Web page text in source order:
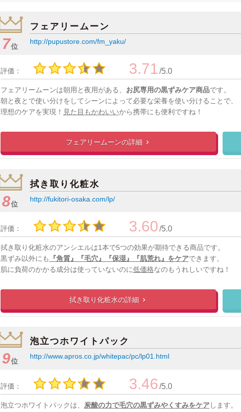
7位
フェアリームーン
http://pupustore.com/fm_yaku/
評価： 3.71 /5.0
フェアリームーンは朝用と夜用がある、 お尻専用の黒ずみケア商品です。
朝と夜とで使い分けをしてシーンによって必要な栄養を使い分けることで、
理想のケアを実現！ 見た目もかわいいから携帯にも便利ですね！
フェアリームーンの詳細 
8位
拭き取り化粧水
http://fukitori-osaka.com/lp/
評価： 3.60/5.0
拭き取り化粧水のアンシエルは1本で5つの効果が期待できる商品です。
黒ずみ以外にも 『角質』『毛穴』『保湿』『肌荒れ』をケアできます。
肌に負荷のかかる成分は使っていないのに低価格なのもうれしいですね！
拭き取り化粧水の詳細 
9位
泡立つホワイトパック
http://www.apros.co.jp/whitepac/pc/lp01.html
評価： 3.46/5.0
泡立つホワイトパックは、 炭酸の力で毛穴の黒ずみやくすみをケアします。